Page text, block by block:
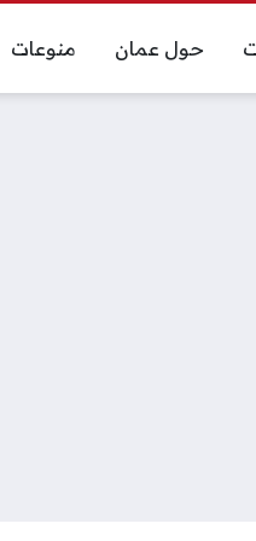
حول عمان منوعات